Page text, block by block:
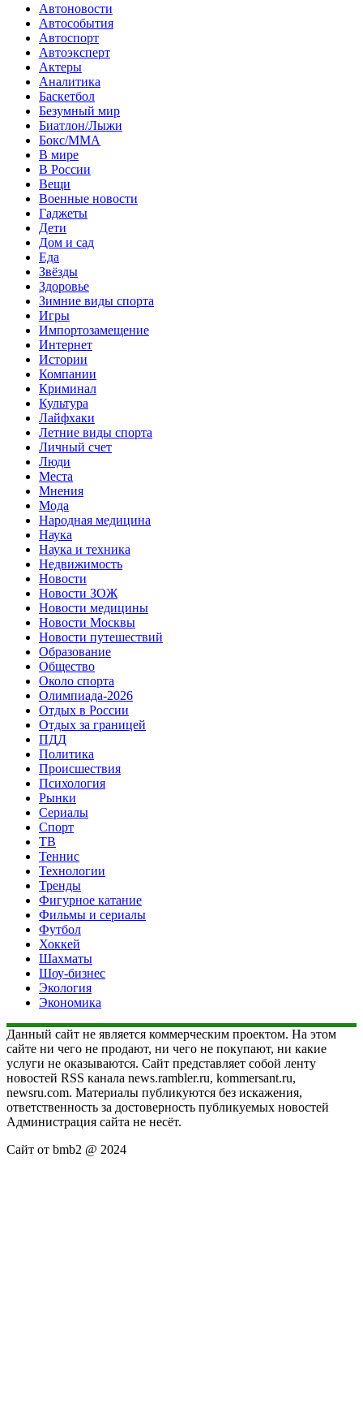
Автоновости
Автособытия
Автоспорт
Автоэксперт
Актеры
Аналитика
Баскетбол
Безумный мир
Биатлон/Лыжи
Бокс/MMA
В мире
В России
Вещи
Военные новости
Гаджеты
Дети
Дом и сад
Еда
Звёзды
Здоровье
Зимние виды спорта
Игры
Импортозамещение
Интернет
Истории
Компании
Криминал
Культура
Лайфхаки
Летние виды спорта
Личный счет
Люди
Места
Мнения
Мода
Народная медицина
Наука
Наука и техника
Недвижимость
Новости
Новости ЗОЖ
Новости медицины
Новости Москвы
Новости путешествий
Образование
Общество
Около спорта
Олимпиада-2026
Отдых в России
Отдых за границей
ПДД
Политика
Происшествия
Психология
Рынки
Сериалы
Спорт
ТВ
Теннис
Технологии
Тренды
Фигурное катание
Фильмы и сериалы
Футбол
Хоккей
Шахматы
Шоу-бизнес
Экология
Экономика
Данный сайт не является коммерческим проектом. На этом
сайте ни чего не продают, ни чего не покупают, ни какие
услуги не оказываются. Сайт представляет собой ленту
новостей RSS канала news.rambler.ru, kommersant.ru,
newsru.com. Материалы публикуются без искажения,
ответственность за достоверность публикуемых новостей
Администрация сайта не несёт.
Сайт от bmb2 @ 2024